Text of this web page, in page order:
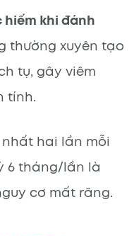
hiếm khi đánh
thường xuyên tạo
tụ, gây viêm
tính.
hai lần mỗi
6 tháng/lần là
cơ mất răng.